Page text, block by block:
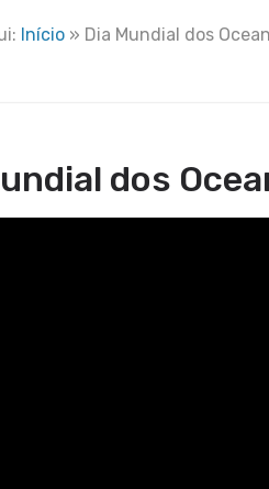
Início » Dia Mundial dos
dos